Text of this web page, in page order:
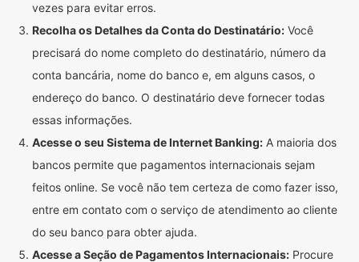
vezes para evitar erros.
Recolha os Detalhes da Conta do Destinatário: Você
precisará do nome completo do destinatário, número da
conta bancária, nome do banco e, em alguns casos, o
endereço do banco. O destinatário deve fornecer todas
essas informações.
Acesse o seu Sistema de Internet Banking: A maioria dos
bancos permite que pagamentos internacionais sejam
feitos online. Se você não tem certeza de como fazer isso,
entre em contato com o serviço de atendimento ao cliente
do seu banco para obter ajuda.
Acesse a Seção de Pagamentos Internacionais: Procure